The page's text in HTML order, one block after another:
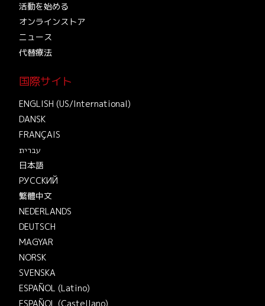
活動を始める
オンラインストア
ニュース
代替療法
国際サイト
ENGLISH (US/International)
DANSK
FRANÇAIS
עברית
日本語
РУССКИЙ
繁體中文
NEDERLANDS
DEUTSCH
MAGYAR
NORSK
SVENSKA
ESPAÑOL (Latino)
ESPAÑOL (Castellano)